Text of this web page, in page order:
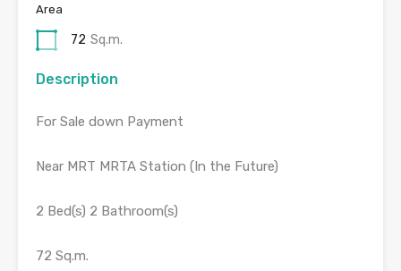
Area
72 Sq.m.
Description
For Sale down Payment
Near MRT MRTA Station (In the Future)
2 Bed(s) 2 Bathroom(s)
72 Sq.m.